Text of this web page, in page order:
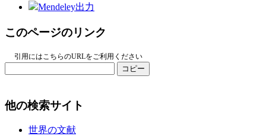
Mendeley出力
このページのリンク
引用にはこちらのURLをご利用ください
コピー
他の検索サイト
世界の文献